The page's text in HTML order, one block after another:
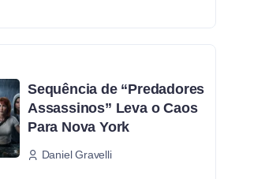
Sequência de “Predadores
Assassinos” Leva o Caos
Para Nova York
Daniel Gravelli